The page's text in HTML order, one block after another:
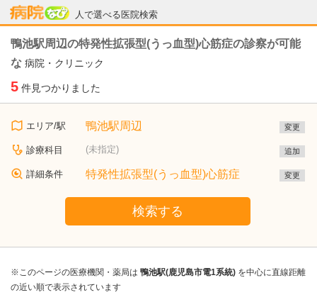
人で選べる医院検索
病院なび
鴨池駅周辺の特発性拡張型(うっ血型)心筋症の診察が可能
な 病院・クリニック
5 件見つかりました
エリア/駅 鴨池駅周辺 変更
診療科目 (未指定) 追加
詳細条件 特発性拡張型(うっ血型)心筋症 変更
検索する
※このページの医療機関・薬局は 鴨池駅(鹿児島市電1系統) を中心に直線距離
の近い順で表示されています